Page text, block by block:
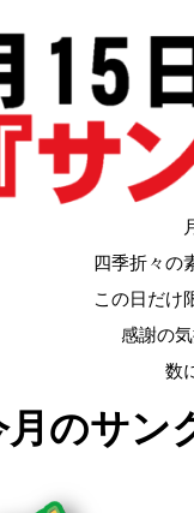
四季折々の
この日だけ
感謝の
数
月のサン